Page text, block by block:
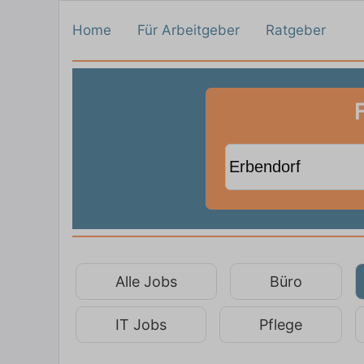
Home Für Arbeitgeber Ratgeber
Alle Jobs Büro
IT Jobs Pflege